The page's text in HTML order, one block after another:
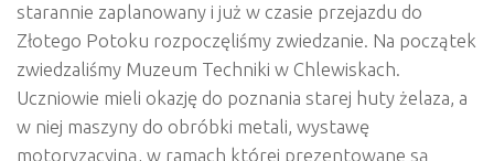
starannie zaplanowany i już w czasie przejazdu do
Złotego Potoku rozpoczęliśmy zwiedzanie. Na początek
zwiedzaliśmy Muzeum Techniki w Chlewiskach.
Uczniowie mieli okazję do poznania starej huty żelaza, a
w niej maszyny do obróbki metali, wystawę
motoryzacyjną, w ramach której prezentowane są